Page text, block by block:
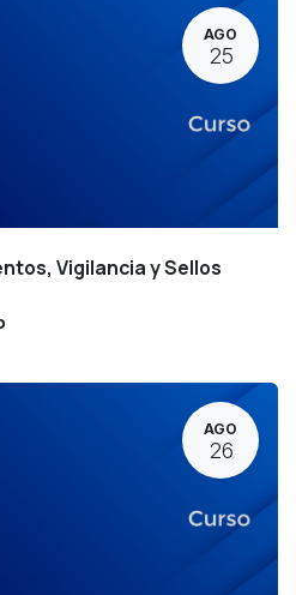
AGO
25
Vigilancia y Sellos
AGO
26